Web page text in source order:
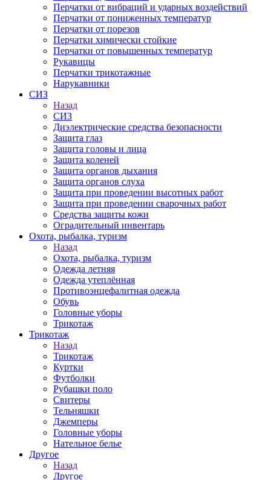
Перчатки от вибраций и ударных воздействий
Перчатки от пониженных температур
Перчатки от порезов
Перчатки химически стойкие
Перчатки от повышенных температур
Рукавицы
Перчатки трикотажные
Нарукавники
СИЗ
Назад
СИЗ
Диэлектрические средства безопасности
Защита глаз
Защита головы и лица
Защита коленей
Защита органов дыхания
Защита органов слуха
Защита при проведении высотных работ
Защита при проведении сварочных работ
Средства защиты кожи
Оградительный инвентарь
Охота, рыбалка, туризм
Назад
Охота, рыбалка, туризм
Одежда летняя
Одежда утеплённая
Противоэнцефалитная одежда
Обувь
Головные уборы
Трикотаж
Трикотаж
Назад
Трикотаж
Куртки
Футболки
Рубашки поло
Свитеры
Тельняшки
Джемперы
Головные уборы
Нательное белье
Другое
Назад
Другое